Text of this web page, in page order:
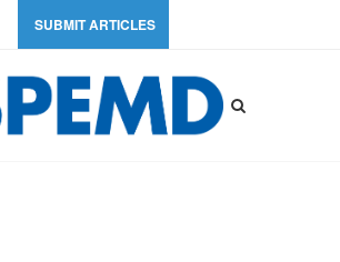
SUBMIT ARTICLES